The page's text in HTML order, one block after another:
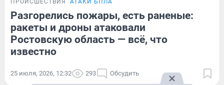
Разгорелись пожары, есть раненые:
ракеты и дроны атаковали
Ростовскую область — всё, что
известно
25 июля, 2026, 12:32 293 Обсудить